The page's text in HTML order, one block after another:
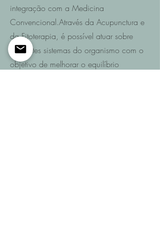
integração com a Medicina
Convencional.Através da Acupunctura e
da Fitoterapia, é possível atuar sobre
diferentes sistemas do organismo com o
objetivo de melhorar o equilíbrio